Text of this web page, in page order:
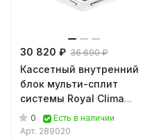
30 820 ₽ 36 690 ₽
Кассетный внутренний
блок мульти-сплит
системы Royal Clima
RCI-CME12/RCI-
4CME/pan
0
Есть в наличии
Арт. 289020